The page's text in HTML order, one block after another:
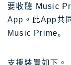
要收聽 Music
App。此App共
Music Prime。
支援裝置如下。